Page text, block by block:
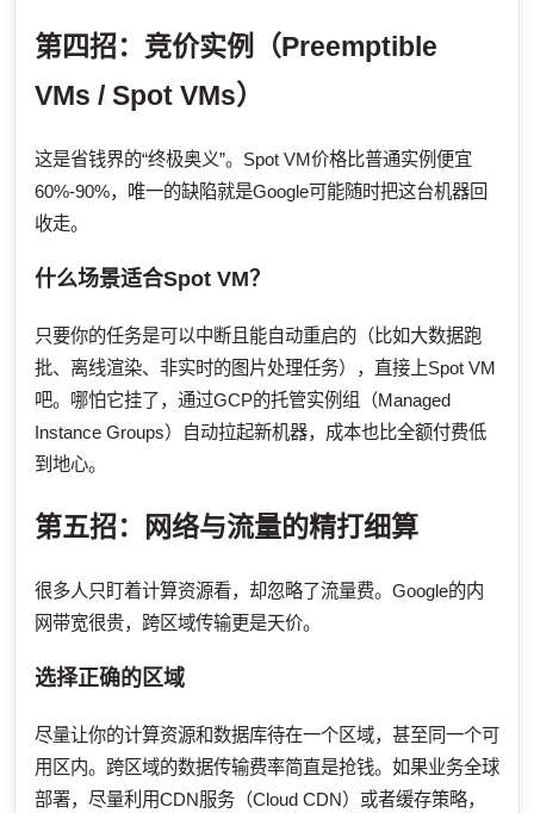
第四招：竞价实例（Preemptible
VMs / Spot VMs）
这是省钱界的“终极奥义”。Spot VM价格比普通实例便宜
60%-90%，唯一的缺陷就是Google可能随时把这台机器回
收走。
什么场景适合Spot VM？
只要你的任务是可以中断且能自动重启的（比如大数据跑
批、离线渲染、非实时的图片处理任务），直接上Spot VM
吧。哪怕它挂了，通过GCP的托管实例组（Managed
Instance Groups）自动拉起新机器，成本也比全额付费低
到地心。
第五招：网络与流量的精打细算
很多人只盯着计算资源看，却忽略了流量费。Google的内
网带宽很贵，跨区域传输更是天价。
选择正确的区域
尽量让你的计算资源和数据库待在一个区域，甚至同一个可
用区内。跨区域的数据传输费率简直是抢钱。如果业务全球
部署，尽量利用CDN服务（Cloud CDN）或者缓存策略，